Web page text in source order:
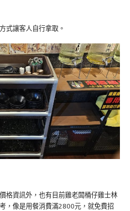
式讓客人自行拿取。
格資訊外，也有目前雞老闆桶仔雞士林
，像是用餐消費滿2800元，就免費招